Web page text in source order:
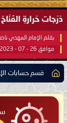
بقلم الإمام المهدي ناصر محمد
موافق 26 - 07 - 2023 م الساعة 07:46 صباحًا بحسب التقويم الرسمي لأمّ القُرى
قسم حسابات